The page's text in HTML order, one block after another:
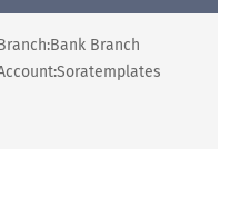
Bank Branch
Soratemplates